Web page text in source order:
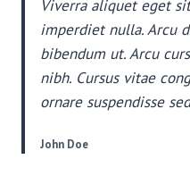
Viverra aliquet eget
imperdiet nulla. Arcu
bibendum ut. Arcu
nibh. Cursus vitae
ornare suspendisse
John Doe